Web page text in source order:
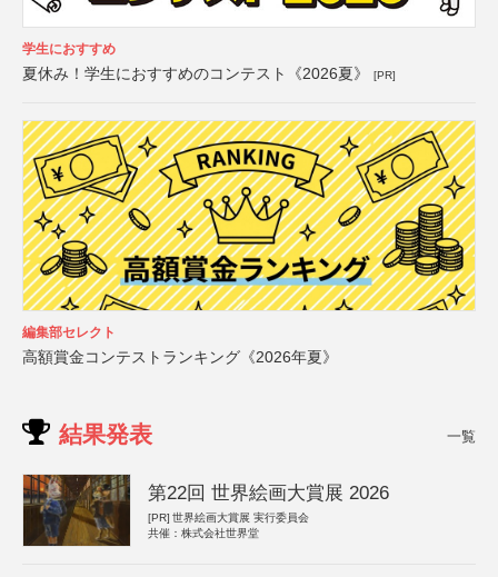
学生におすすめ
夏休み！学生におすすめのコンテスト《2026夏》 [PR]
編集部セレクト
高額賞金コンテストランキング《2026年夏》
結果発表 一覧
第22回 世界絵画大賞展 2026
[PR] 世界絵画大賞展 実行委員会
共催：株式会社世界堂